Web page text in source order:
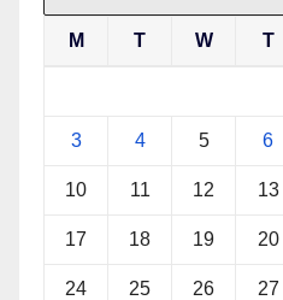
M T W T
3 4 5 6
10 11 12 13
17 18 19 20
24 25 26 27